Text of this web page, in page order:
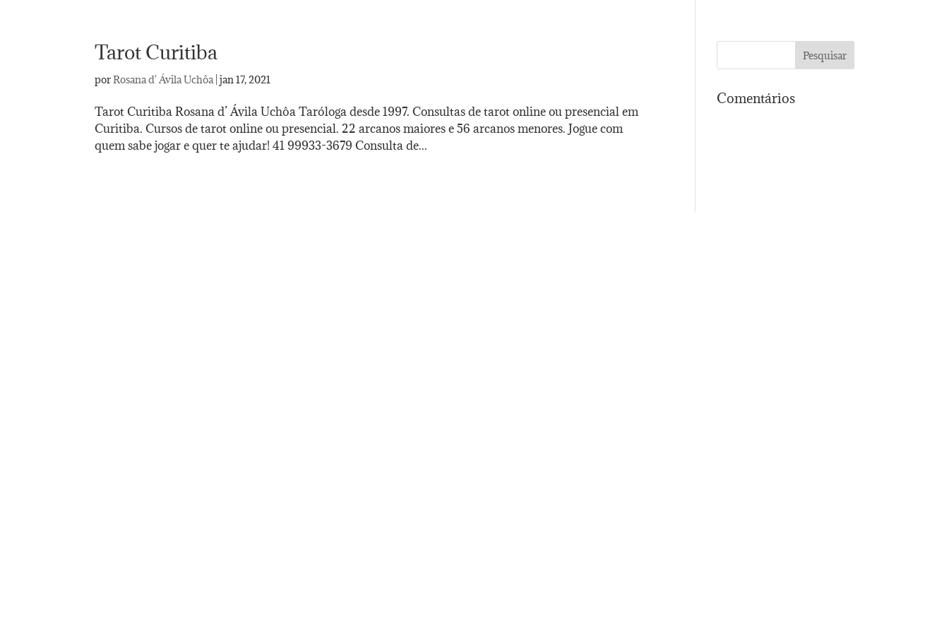
Tarot Curitiba
porRosana d' Ávila Uchôa|jan 17, 2021
Tarot Curitiba Rosana d’ Ávila Uchôa Taróloga desde 1997. Consultas de tarot online ou presencial em
Curitiba. Cursos de tarot online ou presencial. 22 arcanos maiores e 56 arcanos menores. Jogue com
quem sabe jogar e quer te ajudar! 41 99933-3679 Consulta de...
Comentários